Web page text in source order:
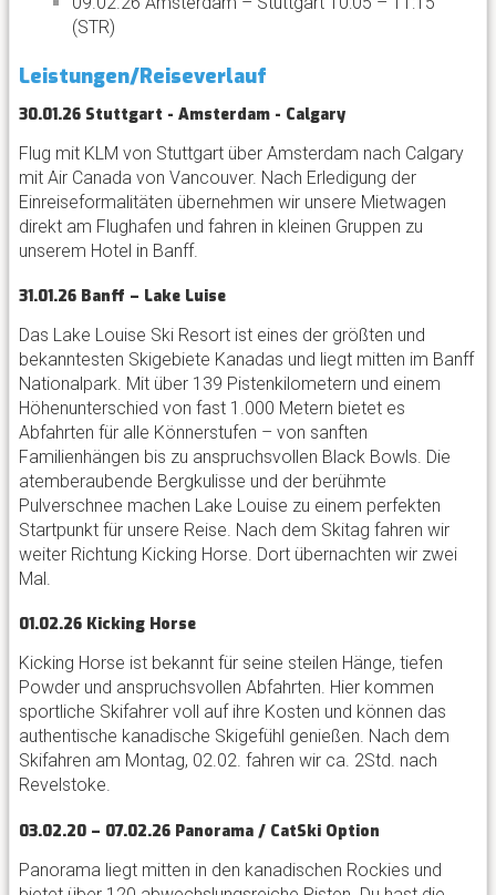
(STR)
Leistungen/Reiseverlauf
30.01.26 Stuttgart - Amsterdam - Calgary
Flug mit KLM von Stuttgart über Amsterdam nach Calgary
mit Air Canada von Vancouver. Nach Erledigung der
Einreiseformalitäten übernehmen wir unsere Mietwagen
direkt am Flughafen und fahren in kleinen Gruppen zu
unserem Hotel in Banff.
31.01.26 Banff – Lake Luise
Das Lake Louise Ski Resort ist eines der größten und
bekanntesten Skigebiete Kanadas und liegt mitten im Banff
Nationalpark. Mit über 139 Pistenkilometern und einem
Höhenunterschied von fast 1.000 Metern bietet es
Abfahrten für alle Könnerstufen – von sanften
Familienhängen bis zu anspruchsvollen Black Bowls. Die
atemberaubende Bergkulisse und der berühmte
Pulverschnee machen Lake Louise zu einem perfekten
Startpunkt für unsere Reise. Nach dem Skitag fahren wir
weiter Richtung Kicking Horse. Dort übernachten wir zwei
Mal.
01.02.26 Kicking Horse
Kicking Horse ist bekannt für seine steilen Hänge, tiefen
Powder und anspruchsvollen Abfahrten. Hier kommen
sportliche Skifahrer voll auf ihre Kosten und können das
authentische kanadische Skigefühl genießen. Nach dem
Skifahren am Montag, 02.02. fahren wir ca. 2Std. nach
Revelstoke.
03.02.20 – 07.02.26 Panorama / CatSki Option
Panorama liegt mitten in den kanadischen Rockies und